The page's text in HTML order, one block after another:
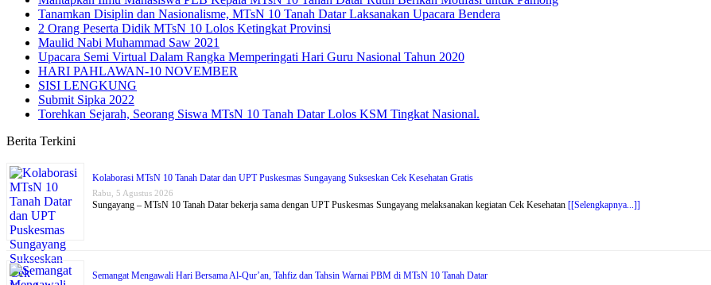
Tanamkan Disiplin dan Nasionalisme, MTsN 10 Tanah Datar Laksanakan Upacara Bendera
2 Orang Peserta Didik MTsN 10 Lolos Ketingkat Provinsi
Maulid Nabi Muhammad Saw 2021
Upacara Semi Virtual Dalam Rangka Memperingati Hari Guru Nasional Tahun 2020
HARI PAHLAWAN-10 NOVEMBER
SISI LENGKUNG
Submit Sipka 2022
Torehkan Sejarah, Seorang Siswa MTsN 10 Tanah Datar Lolos KSM Tingkat Nasional.
Berita Terkini
Kolaborasi MTsN 10 Tanah Datar dan UPT Puskesmas Sungayang Sukseskan Cek Kesehatan Gratis
Rabu, 5 Agustus 2026
Sungayang – MTsN 10 Tanah Datar bekerja sama dengan UPT Puskesmas Sungayang melaksanakan kegiatan Cek Kesehatan [[Selengkapnya...]]
Semangat Mengawali Hari Bersama Al-Qur’an, Tahfiz dan Tahsin Warnai PBM di MTsN 10 Tanah Datar